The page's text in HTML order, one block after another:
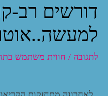
דורשים רב-
לתגובה / חווית משתמש